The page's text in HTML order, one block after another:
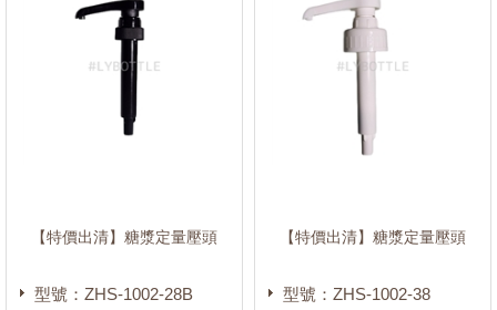
【特價出清】糖漿定量壓頭
型號：ZHS-1002-28B
【特價出清】糖漿定量壓頭
型號：ZHS-1002-38